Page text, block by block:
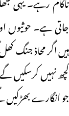
جاتی ہے۔ حوثیوں
ہیں اگر محاذ جنگ
کچھ نہیں کرسکیں
جو انگارے بھڑکیں